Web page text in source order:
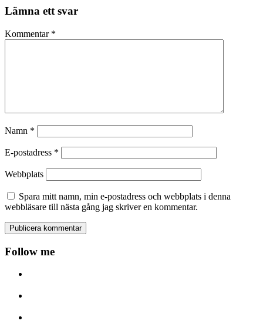
Lämna ett svar
Kommentar *
Namn *
E-postadress *
Webbplats
Spara mitt namn, min e-postadress och webbplats i denna
webbläsare till nästa gång jag skriver en kommentar.
Follow me